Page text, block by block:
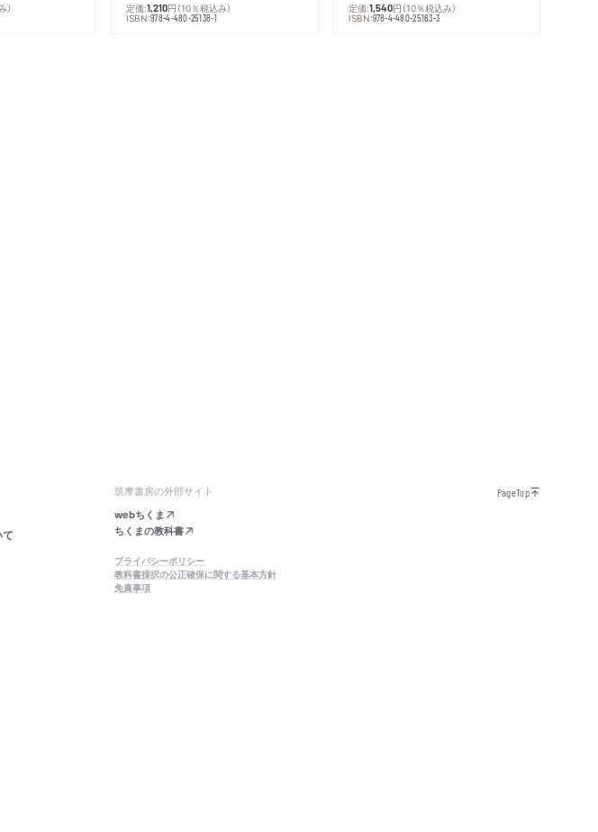
）
定価:1,210円 （10％税込み）
ISBN:978-4-480-25138-1
定価:1,540円 （10％税込み）
ISBN:978-4-480-25163-3
筑摩書房の外部サイト
webちくま
ちくまの教科書
プライバシーポリシー
教科書採択の公正確保に関する基本方針
免責事項
PageTop